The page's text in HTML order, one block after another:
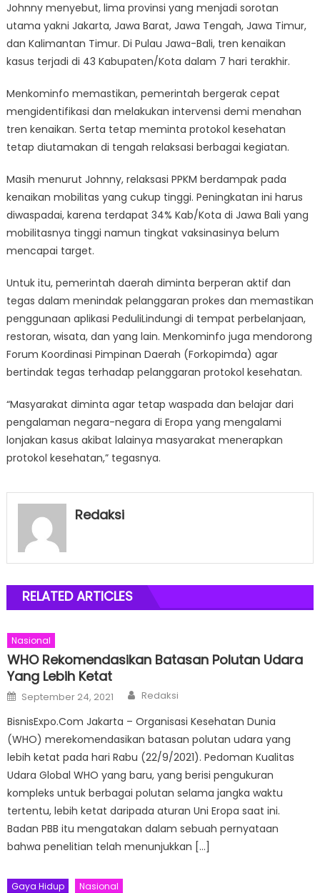
Johnny menyebut, lima provinsi yang menjadi sorotan
utama yakni Jakarta, Jawa Barat, Jawa Tengah, Jawa Timur,
dan Kalimantan Timur. Di Pulau Jawa-Bali, tren kenaikan
kasus terjadi di 43 Kabupaten/Kota dalam 7 hari terakhir.
Menkominfo memastikan, pemerintah bergerak cepat
mengidentifikasi dan melakukan intervensi demi menahan
tren kenaikan. Serta tetap meminta protokol kesehatan
tetap diutamakan di tengah relaksasi berbagai kegiatan.
Masih menurut Johnny, relaksasi PPKM berdampak pada
kenaikan mobilitas yang cukup tinggi. Peningkatan ini harus
diwaspadai, karena terdapat 34% Kab/Kota di Jawa Bali yang
mobilitasnya tinggi namun tingkat vaksinasinya belum
mencapai target.
Untuk itu, pemerintah daerah diminta berperan aktif dan
tegas dalam menindak pelanggaran prokes dan memastikan
penggunaan aplikasi PeduliLindungi di tempat perbelanjaan,
restoran, wisata, dan yang lain. Menkominfo juga mendorong
Forum Koordinasi Pimpinan Daerah (Forkopimda) agar
bertindak tegas terhadap pelanggaran protokol kesehatan.
“Masyarakat diminta agar tetap waspada dan belajar dari
pengalaman negara-negara di Eropa yang mengalami
lonjakan kasus akibat lalainya masyarakat menerapkan
protokol kesehatan,” tegasnya.
Redaksi
RELATED ARTICLES
Nasional
WHO Rekomendasikan Batasan Polutan Udara
Yang Lebih Ketat
Posted
on
September 24, 2021 Author
Redaksi
BisnisExpo.Com Jakarta – Organisasi Kesehatan Dunia
(WHO) merekomendasikan batasan polutan udara yang
lebih ketat pada hari Rabu (22/9/2021). Pedoman Kualitas
Udara Global WHO yang baru, yang berisi pengukuran
kompleks untuk berbagai polutan selama jangka waktu
tertentu, lebih ketat daripada aturan Uni Eropa saat ini.
Badan PBB itu mengatakan dalam sebuah pernyataan
bahwa penelitian telah menunjukkan […]
Gaya Hidup Nasional